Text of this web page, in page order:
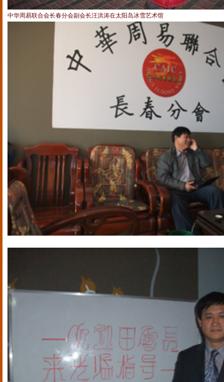
中华周易联合会长春分会副会长汪洪涛在太阳岛冰雪艺术馆